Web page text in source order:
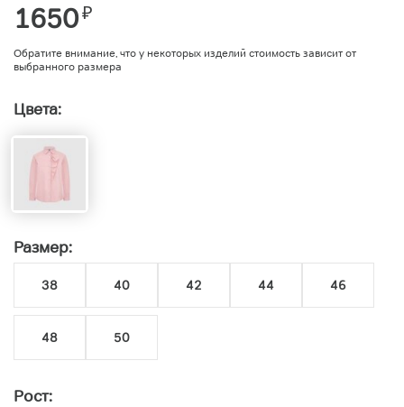
1650₽
Обратите внимание, что у некоторых изделий стоимость зависит от
выбранного размера
Цвета:
Размер:
38 40 42 44 46
48 50
Рост: